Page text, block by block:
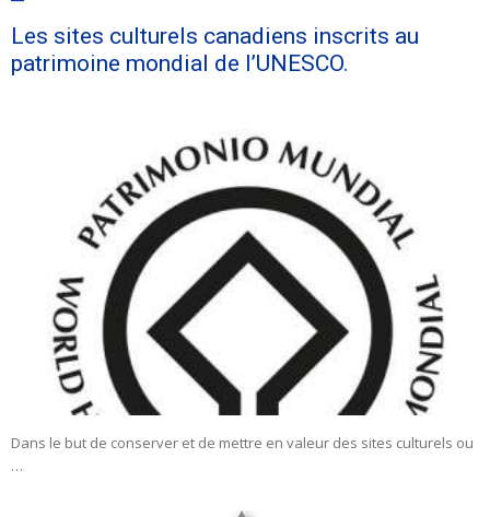
Les sites culturels canadiens inscrits au
patrimoine mondial de l’UNESCO.
Dans le but de conserver et de mettre en valeur des sites culturels ou
…